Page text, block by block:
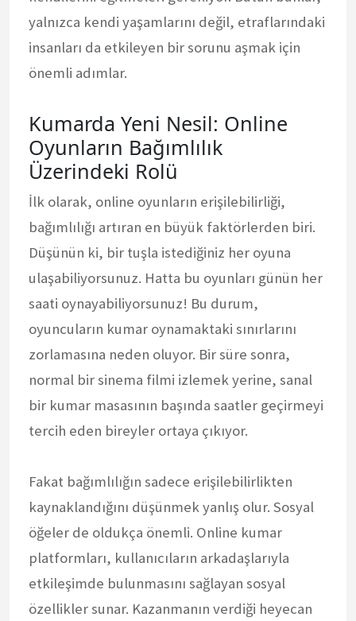
yalnızca kendi yaşamlarını değil, etraflarındaki
insanları da etkileyen bir sorunu aşmak için
önemli adımlar.
Kumarda Yeni Nesil: Online
Oyunların Bağımlılık
Üzerindeki Rolü
İlk olarak, online oyunların erişilebilirliği,
bağımlılığı artıran en büyük faktörlerden biri.
Düşünün ki, bir tuşla istediğiniz her oyuna
ulaşabiliyorsunuz. Hatta bu oyunları günün her
saati oynayabiliyorsunuz! Bu durum,
oyuncuların kumar oynamaktaki sınırlarını
zorlamasına neden oluyor. Bir süre sonra,
normal bir sinema filmi izlemek yerine, sanal
bir kumar masasının başında saatler geçirmeyi
tercih eden bireyler ortaya çıkıyor.
Fakat bağımlılığın sadece erişilebilirlikten
kaynaklandığını düşünmek yanlış olur. Sosyal
öğeler de oldukça önemli. Online kumar
platformları, kullanıcıların arkadaşlarıyla
etkileşimde bulunmasını sağlayan sosyal
özellikler sunar. Kazanmanın verdiği heyecan